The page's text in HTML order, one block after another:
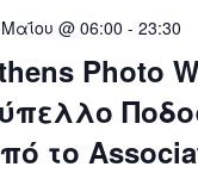
@ 06:00 -23:30
Photo
το